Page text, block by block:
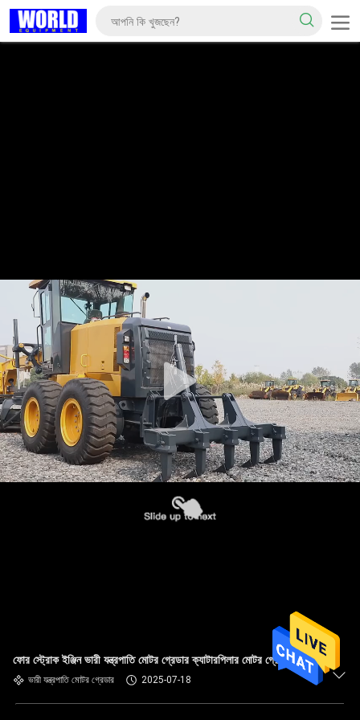
ফোর স্ট্রোক ইঞ্জিন ভারী যন্ত্রপাতি মোটর গ্রেডার ক্যাটারপিলার মোটর গ্রেডার
ভারী যন্ত্রপাতি মোটর গ্রেডার 2025-07-18